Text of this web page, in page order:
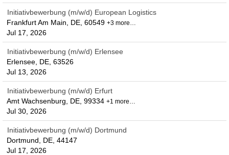
Initiativbewerbung (m/w/d) European Logistics
Frankfurt Am Main, DE, 60549 +3 more…
Jul 17, 2026
Initiativbewerbung (m/w/d) Erlensee
Erlensee, DE, 63526
Jul 13, 2026
Initiativbewerbung (m/w/d) Erfurt
Amt Wachsenburg, DE, 99334 +1 more…
Jul 30, 2026
Initiativbewerbung (m/w/d) Dortmund
Dortmund, DE, 44147
Jul 17, 2026